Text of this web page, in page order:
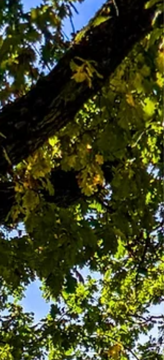
bewusst darüber nachzudenken. Manchmal weiß
ich noch nicht mal, ob ich schon die
Kaffeemaschine angestellt habe oder nicht und
entdecke dann, dass die Kanne schon gefüllt ist.
Insofern können einem Routinen sch